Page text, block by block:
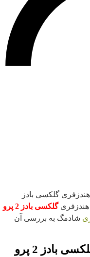
گلکسی بادز
هندزفریگلکسی بادز 2 پرو
شادمگ به بررسی آن
2 پرو